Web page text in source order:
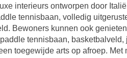
interieurs ontworpen door
tennisbaan, volledig
Bewoners kunnen ook
tennisbaan,
toegewijde arts op afroep.